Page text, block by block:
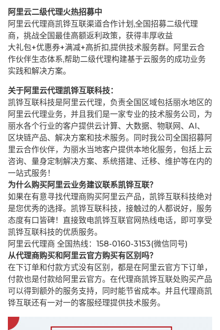
阿里云二级代理火热招募中
阿里云代理商凯铧互联渠道合作计划,全国招募二级代理
商，挑战全国最佳高额返利政策，获得丰厚收益
大礼包+优惠券+满减+高折扣,提供技术服务群。阿里云合
作伙伴生态体系,帮助二级代理构建基于云服务的成功业务
实践和解决方案。
关于阿里云代理凯铧互联科技：
凯铧互联科技是阿里云代理，负责全国区域包括丽水地区的
阿里云代理业务，并且我们是一家专业的技术服务公司，为
丽水各个行业的客户提供云计算、大数据、物联网、AI、
区块链产品、解决方案和技术服务。同时我公司全国招募阿
里云合作伙伴，为丽水当地客户提供本地化服务，包括上云
咨询、量身定制解决方案、系统搭建、迁移、维护等在内的
一站式服务！
为什么购买阿里云业务建议联系凯铧互联？
如果在有意寻找代理商购买阿里云产品，凯铧互联科技绝对
是您优秀的选择。凯铧互联科技，接触过的人都说好，服务
态度有口皆碑！直接致电凯铧互联官网热线电话，即可享受
凯铧互联科技的优质服务。
阿里云代理商 全国热线：158-0160-3153(微信同号)
从代理商购买和阿里云官方购买有区别吗？
在下订单和付款方式没有区别，都是在阿里云官方下订单，
付款也是付款给阿里云官方。在代理商凯铧互联处购买产品
可以得到额外的服务支持，同时能节省成本。并且代理商凯
铧互联还有一对一的客服经理提供技术服务。